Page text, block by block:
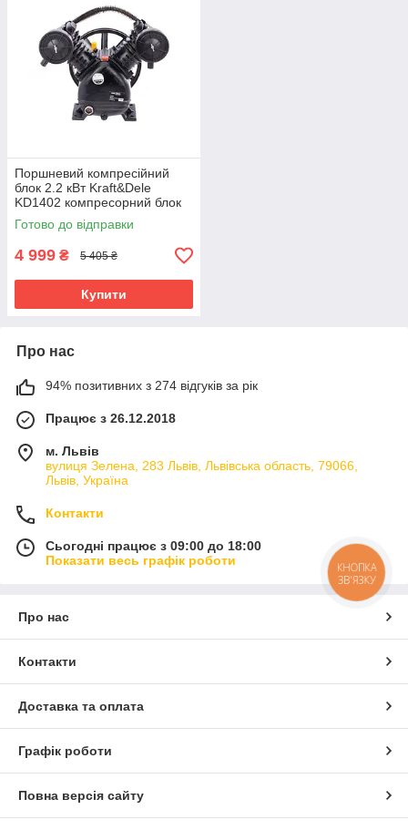
Поршневий компресійний
блок 2.2 кВт Kraft&Dele
KD1402 компресорний блок
2-поршневий
Готово до відправки
4 999 ₴ 5 405 ₴
Купити
Про нас
94% позитивних з 274 відгуків за рік
Працює з 26.12.2018
м. Львів
вулиця Зелена, 283 Львів, Львівська область, 79066,
Львів, Україна
Контакти
Сьогодні працює з 09:00 до 18:00
Показати весь графік роботи
Про нас
Контакти
Доставка та оплата
Графік роботи
Повна версія сайту
КНОПКА
ЗВ'ЯЗКУ